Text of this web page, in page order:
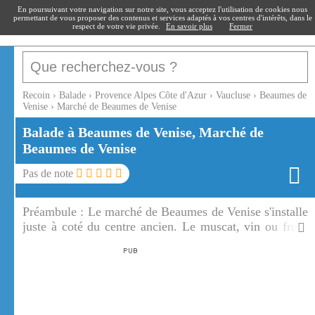
recoin.fr
Recoin › Balade › Provence Alpes Côte d'Azur › Vaucluse › Beaumes de
Venise › Marché de Beaumes de Venise
Balade à Beaumes de Venise, Marché de
Beaumes de Venise
Pas de note
Préambule : Le marché de Beaumes de Venise s'installe
juste à coté du centre ancien. Le muscat, vin ou fruit,
En poursuivant votre navigation sur notre site, vous acceptez l'utilisation de cookies nous
permettant de vous proposer des contenus et services adaptés à vos centres d'intérêts, dans le
respect de votre vie privée.
En savoir plus Fermer